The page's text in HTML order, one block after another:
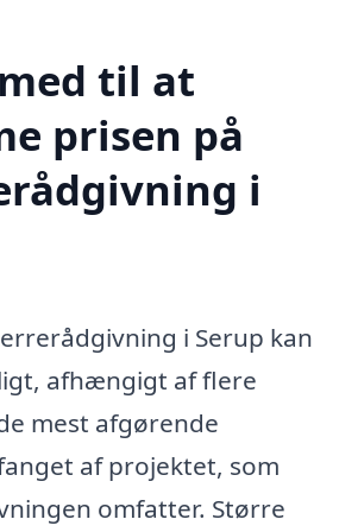
til at
prisen på
i
i Serup kan
afhængigt af flere
mest afgørende
af projektet, som
omfatter. Større